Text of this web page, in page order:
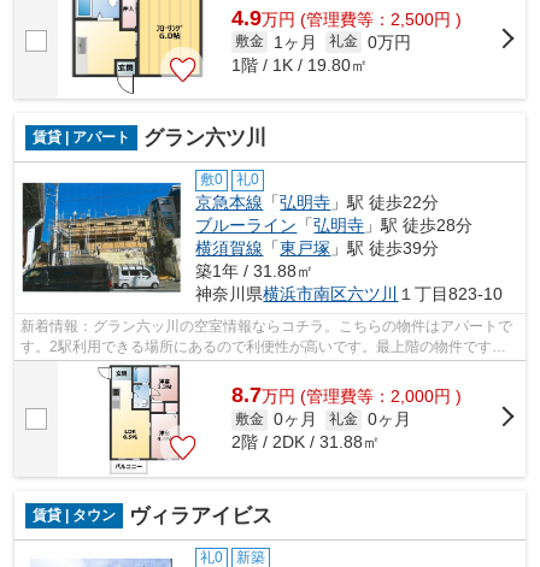
4.9万円 (管理費等：2,500円 )
敷金 1ヶ月 礼金 0万円
1階 / 1K / 19.80㎡
賃貸 | アパート グラン六ツ川
敷0 礼0
京急本線 「弘明寺 」駅 徒歩22分
ブルーライン 「弘明寺 」駅 徒歩28分
横須賀線 「東戸塚 」駅 徒歩39分
築1年 / 31.88㎡
神奈川県横浜市南区六ツ川 １丁目823-10
新着情報：グラン六ッ川の空室情報ならコチラ。こちらの物件はアパートで
す。2駅利用できる場所にあるので利便性が高いです。最上階の物件です。
横浜市南区エリアにある賃貸情報のこと...
8.7万円 (管理費等：2,000円 )
敷金 0ヶ月 礼金 0ヶ月
2階 / 2DK / 31.88㎡
賃貸 | タウン ヴィラアイビス
礼0 新築